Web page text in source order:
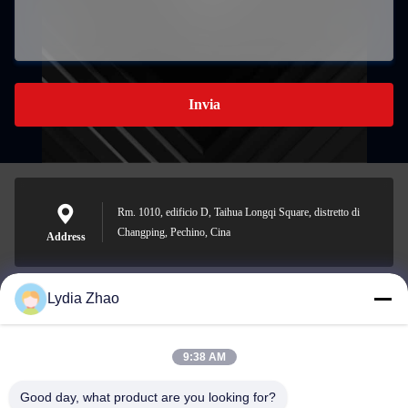
Invia
Address
Rm. 1010, edificio D, Taihua Longqi Square, distretto di
Changping, Pechino, Cina
jesingd@vip.sina.com
Lydia Zhao
9:38 AM
Good day, what product are you looking for?